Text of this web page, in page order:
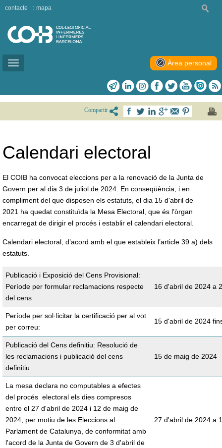
Toggle
contacte mapa
Àrea personal
Compartir
Calendari electoral
El COIB ha convocat eleccions per a la renovació de la Junta de
Govern per al dia 3 de juliol de 2024. En conseqüència, i en
compliment del que disposen els estatuts, el dia 15 d'abril de
2021 ha quedat constituïda la Mesa Electoral, que és l’òrgan
encarregat de dirigir el procés i establir el calendari electoral.
Calendari electoral, d’acord amb el que estableix l’article 39 a) dels
estatuts.
Publicació i Exposició del Cens Provisional:
Període per formular reclamacions respecte
del cens
16 d'abril de 2024 a
Període per sol·licitar la certificació per al vot
per correu:
15 d'abril de 2024
Publicació del Cens definitiu: Resolució de
les reclamacions i publicació del cens
definitiu
15 de maig de 2024
La mesa declara no computables a efectes
del procés electoral els dies compresos
entre el 27 d'abril de 2024 i 12 de maig de
2024, per motiu de les Eleccions al
Parlament de Catalunya, de conformitat amb
l'acord de la Junta de Govern de 3 d'abril de
27 d'abril de 2024 a